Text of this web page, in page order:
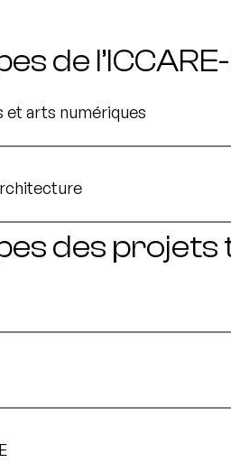
de
et arts numériques
des